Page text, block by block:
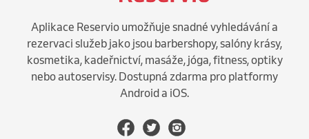
Aplikace Reservio umožňuje snadné vyhledávání a
rezervaci služeb jako jsou barbershopy, salóny krásy,
kosmetika, kadeřnictví, masáže, jóga, fitness, optiky
nebo autoservisy. Dostupná zdarma pro platformy
Android a iOS.